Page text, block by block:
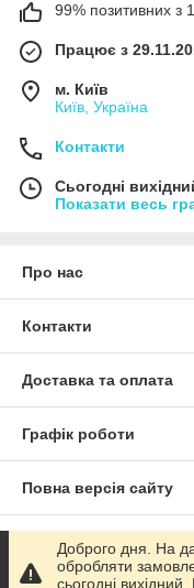
99% позитивних з
Працює з
м. Київ
Київ, Україна
Контакти
Сьогодні
Показати весь
Про нас
Контакти
Доставка та оплата
Графік роботи
Повна версія сайту
Сайт створено на
Доброго дня. На
обробляти
сьогодні